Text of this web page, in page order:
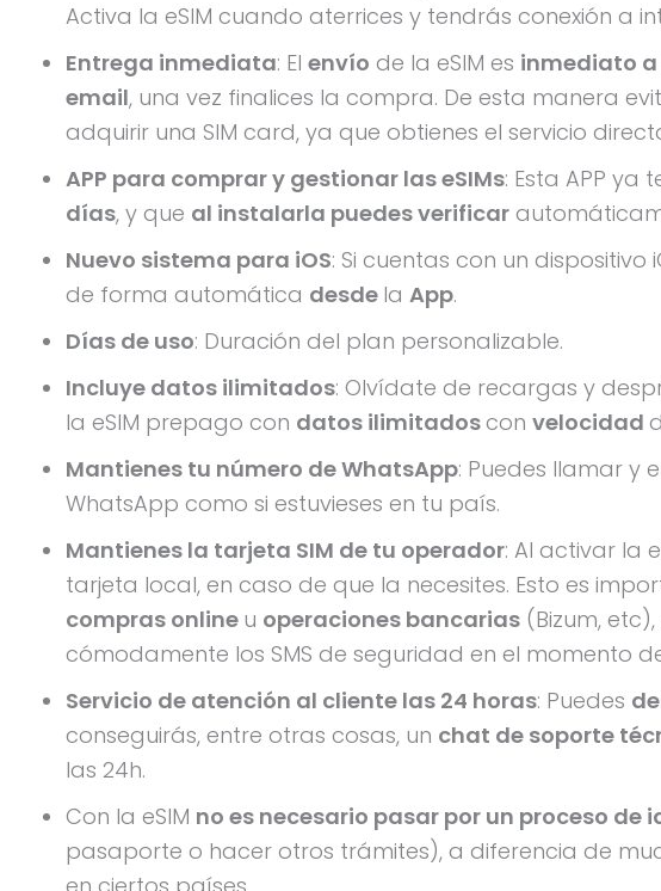
Activa la eSIM cuando aterrices y tendrás conexión a
Entrega inmediata: El envío de la eSIM es inmediato
email, una vez finalices la compra. De esta manera
adquirir una SIM card, ya que obtienes el servicio
APP para comprar y gestionar las eSIMs: Esta APP ya
días, y que al instalarla puedes verificar
Nuevo sistema para iOS: Si cuentas con un dispositivo
de forma automática desde la App.
Días de uso: Duración del plan personalizable.
Incluye datos ilimitados: Olvídate de recargas y
la eSIM prepago con datos ilimitados con velocidad
Mantienes tu número de WhatsApp: Puedes llamar y
WhatsApp como si estuvieses en tu país.
Mantienes la tarjeta SIM de tu operador: Al activar la
tarjeta local, en caso de que la necesites. Esto es
compras online u operaciones bancarias (Bizum, etc),
cómodamente los SMS de seguridad en el momento
Servicio de atención al cliente las 24 horas: Puedes
conseguirás, entre otras cosas, un chat de soporte
las 24h.
Con la eSIM no es necesario pasar por un proceso de
pasaporte o hacer otros trámites), a diferencia de